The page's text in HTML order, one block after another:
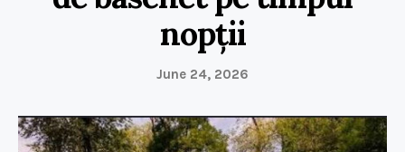
nopții
June 24, 2026